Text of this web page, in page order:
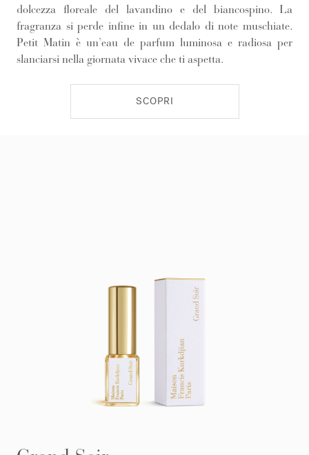
dolcezza floreale del lavandino e del biancospino. La
fragranza si perde infine in un dedalo di note muschiate.
Petit Matin è un’eau de parfum luminosa e radiosa per
slanciarsi nella giornata vivace che ti aspetta.
SCOPRI